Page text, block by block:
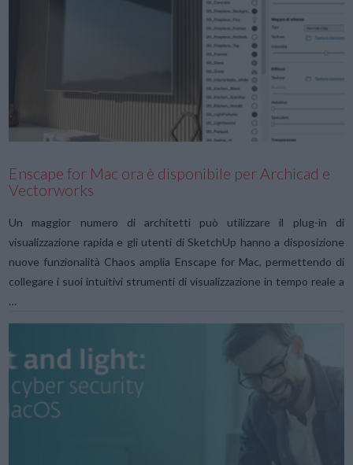
Enscape for Mac ora è disponibile per Archicad e
Vectorworks
Un maggior numero di architetti può utilizzare il plug-in di
visualizzazione rapida e gli utenti di SketchUp hanno a disposizione
nuove funzionalità Chaos amplia Enscape for Mac, permettendo di
collegare i suoi intuitivi strumenti di visualizzazione in tempo reale a
…